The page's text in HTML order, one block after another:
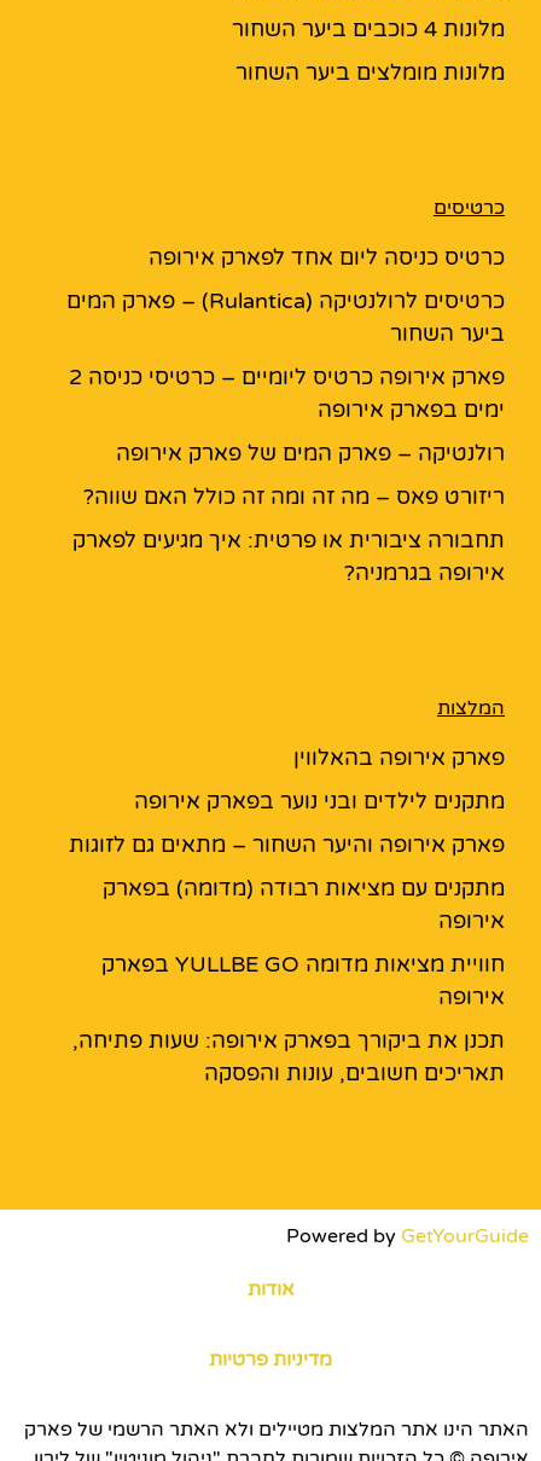
מלונות 4 כוכבים ביער השחור
מלונות מומלצים ביער השחור
כרטיסים
כרטיס כניסה ליום אחד לפארק אירופה
כרטיסים לרולנטיקה (Rulantica) – פארק המים
ביער השחור
פארק אירופה כרטיס ליומיים – כרטיסי כניסה 2
ימים בפארק אירופה
רולנטיקה – פארק המים של פארק אירופה
ריזורט פאס – מה זה ומה זה כולל האם שווה?
תחבורה ציבורית או פרטית: איך מגיעים לפארק
אירופה בגרמניה?
המלצות
פארק אירופה בהאלווין
מתקנים לילדים ובני נוער בפארק אירופה
פארק אירופה והיער השחור – מתאים גם לזוגות
מתקנים עם מציאות רבודה (מדומה) בפארק
אירופה
חוויית מציאות מדומה YULLBE GO בפארק
אירופה
תכנן את ביקורך בפארק אירופה: שעות פתיחה,
תאריכים חשובים, עונות והפסקה
Powered by GetYourGuide
אודות
מדיניות פרטיות
האתר הינו אתר המלצות מטיילים ולא האתר הרשמי של פארק